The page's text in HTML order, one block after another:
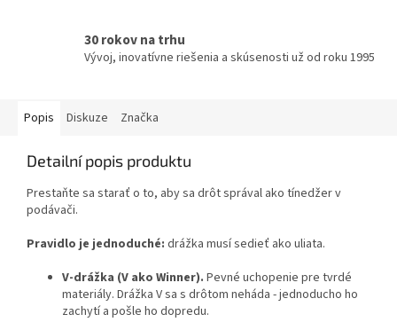
30 rokov na trhu
Vývoj, inovatívne riešenia a skúsenosti už od roku 1995
Popis Diskuze Značka
Detailní popis produktu
Prestaňte sa starať o to, aby sa drôt správal ako tínedžer v
podávači.
Pravidlo je jednoduché: drážka musí sedieť ako uliata.
V-drážka (V ako Winner). Pevné uchopenie pre tvrdé
materiály. Drážka V sa s drôtom neháda - jednoducho ho
zachytí a pošle ho dopredu.